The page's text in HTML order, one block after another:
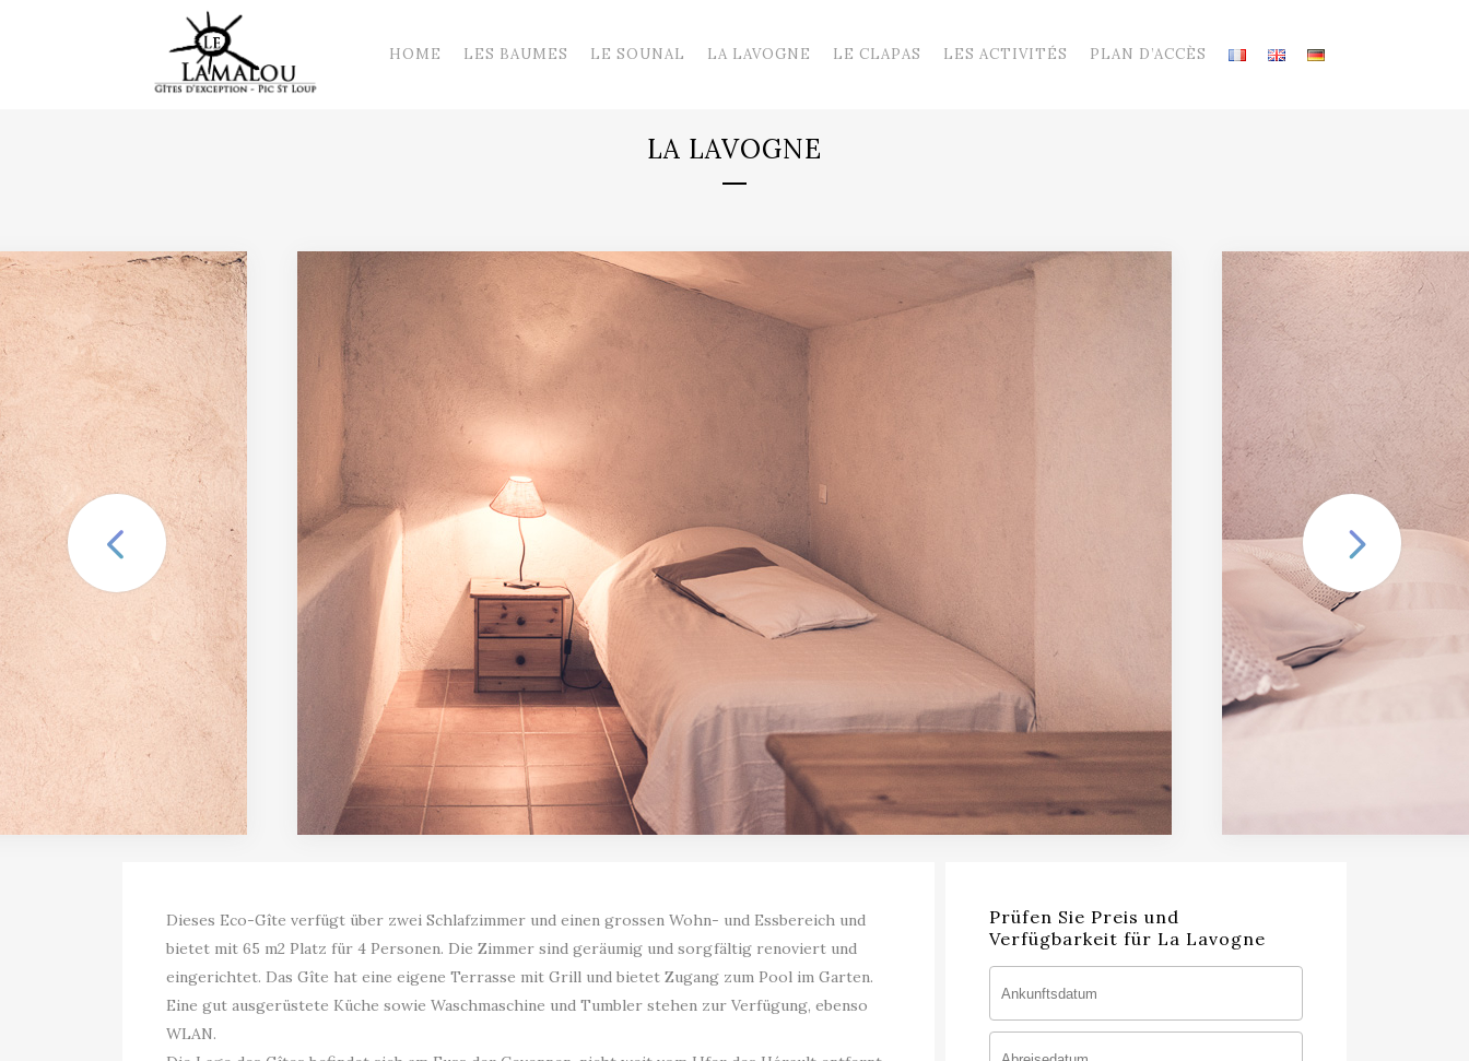
HOME LES BAUMES LE SOUNAL LA LAVOGNE LE CLAPAS LES ACTIVITÉS PLAN D’ACCÈS
LA LAVOGNE
Dieses Eco-Gîte verfügt über zwei Schlafzimmer und einen grossen Wohn- und Essbereich und
bietet mit 65 m2 Platz für 4 Personen. Die Zimmer sind geräumig und sorgfältig renoviert und
eingerichtet. Das Gîte hat eine eigene Terrasse mit Grill und bietet Zugang zum Pool im Garten.
Eine gut ausgerüstete Küche sowie Waschmaschine und Tumbler stehen zur Verfügung, ebenso
WLAN.
Prüfen Sie Preis und
Verfügbarkeit für La Lavogne